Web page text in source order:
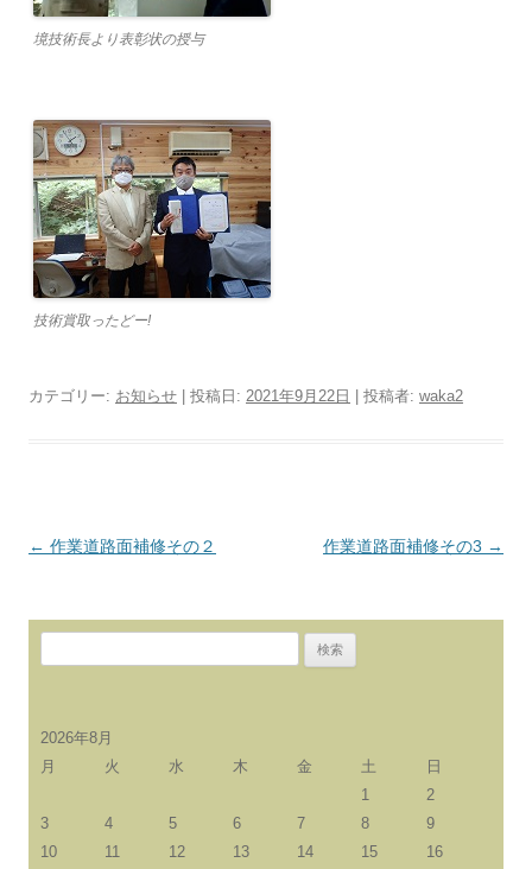
境技術長より表彰状の授与
技術賞取ったどー!
カテゴリー: お知らせ | 投稿日: 2021年9月22日 投稿者: waka2
投
シ
ョ
← 作業道路面補修その２ 作業道路面補修その3 →
2026年8月
月
火 水 木 金 土
日
1
2
3
4 5 6 7 8
9
10
11 12 13 14 15
16